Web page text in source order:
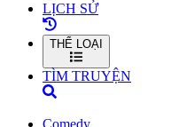
LỊCH SỬ
THỂ LOẠI
TÌM TRUYỆN
Comedy